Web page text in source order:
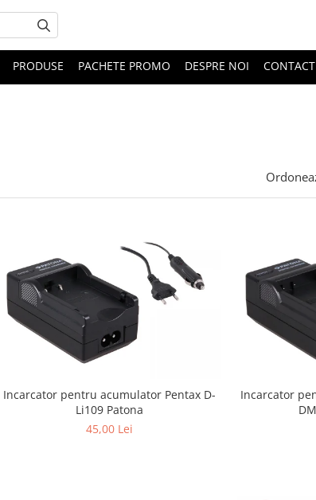
PRODUSE PACHETE PROMO DESPRE NOI CONTACT
Incarcator pentru acumulator Pentax D-
Li109 Patona
45,00 Lei
Incarcator